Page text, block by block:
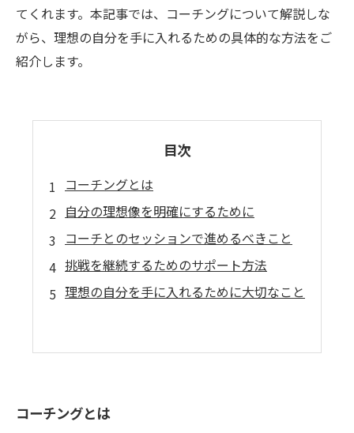
てくれます。本記事では、コーチングについて解説しな
がら、理想の自分を手に入れるための具体的な方法をご
紹介します。
目次
コーチングとは
自分の理想像を明確にするために
コーチとのセッションで進めるべきこと
挑戦を継続するためのサポート方法
理想の自分を手に入れるために大切なこと
コーチングとは